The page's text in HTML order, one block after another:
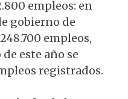
empleos: en
gobierno de
empleos,
este año se
registrados.